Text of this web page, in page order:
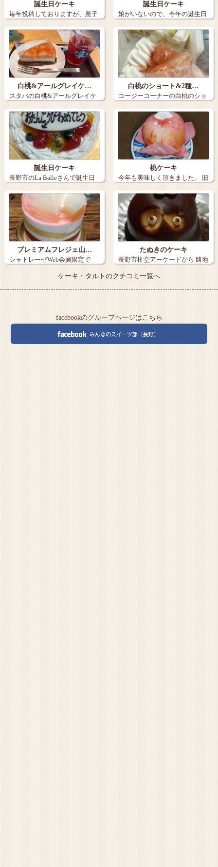
誕生日ケーキ
毎年投稿しておりますが、息子
の誕生日ケー…
誕生日ケーキ
娘がいないので、今年の誕生日
ケーキは３個…
白桃&アールグレイケ…
スタバの白桃&アールグレイケ
ーキとアイス…
白桃のショート&2種…
コージーコーナーの白桃のショ
ートと2種の…
誕生日ケーキ
長野市のLa Balleさんで誕生日
ケー…
桃ケーキ
今年も美味しく頂きました。 旧
丸子の【…
プレミアムフレジェ山…
シャトレーゼWeb会員限定で
たぬきのケーキ
長野市権堂アーケードから 路地
ケーキ・タルトのクチコミ一覧へ
facebookのグループページはこちら